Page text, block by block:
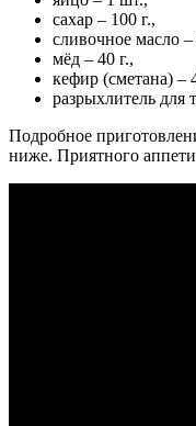
сахар – 100 г.,
сливочное масло –
мёд – 40 г.,
кефир (сметана) –
разрыхлитель для
Подробное
ниже. Приятного